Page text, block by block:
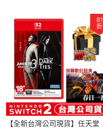
81
折
【全新台灣公司現貨】任天堂